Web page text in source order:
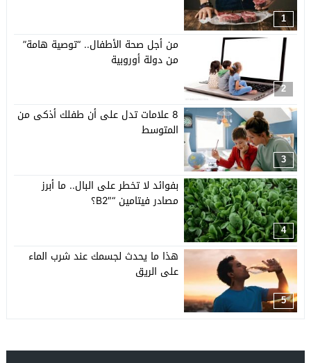
1
2
من أجل صحة الأطفال.. “توصية هامة”
من دولة أوروبية
3
8 علامات تدل على أن طفلك أذكى من
المتوسط
4
بفوائد لا تخطر على البال.. ما أبرز
مصادر فيتامين “B2″؟
5
هذا ما يحدث لجسمك عند شرب الماء
على الريق